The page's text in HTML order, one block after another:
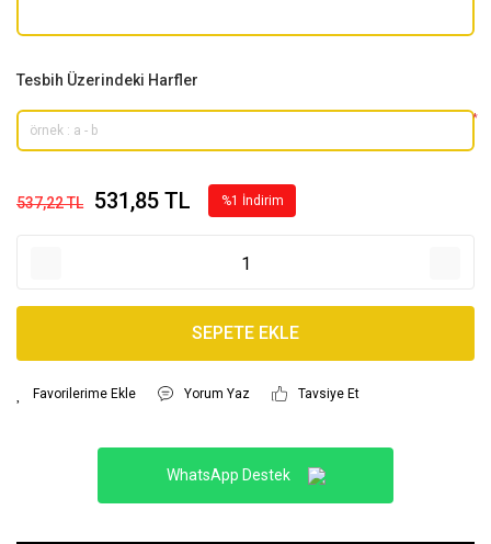
Tesbih Üzerindeki Harfler
*
537,22 TL 531,85 TL %1 İndirim
SEPETE EKLE
Yorum Yaz Tavsiye Et
WhatsApp Destek